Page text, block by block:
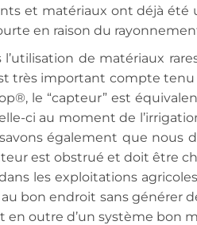
et matériaux ont déjà été
en raison du
de matériaux
très important compte
le “capteur” est
ci au moment de
également que nous
est obstrué et doit être
les exploitations
bon endroit sans générer
outre d’un système bon